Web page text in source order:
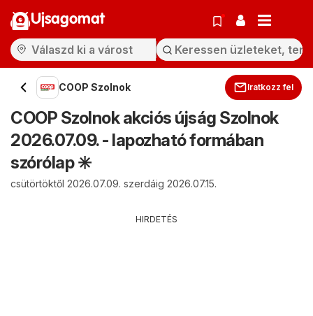
Ujsagomat
COOP Szolnok Iratkozz fel
COOP Szolnok akciós újság Szolnok
2026.07.09. - lapozható formában
szórólap ✳️
csütörtöktől 2026.07.09. szerdáig 2026.07.15.
HIRDETÉS